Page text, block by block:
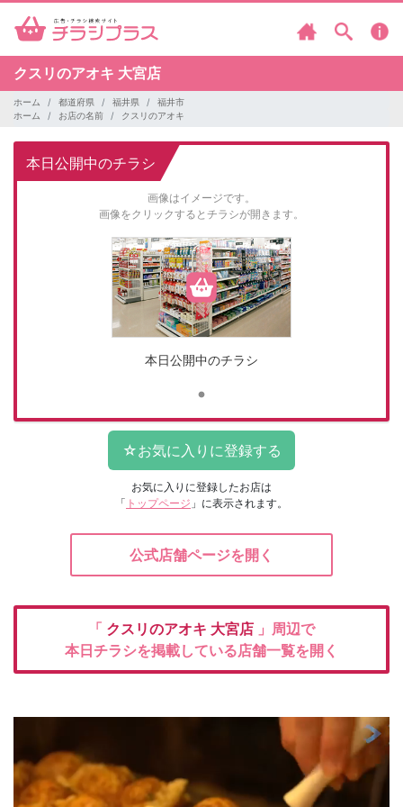
クスリのアオキ 大宮店
ホーム 都道府県 福井県
福井市
ホーム
お店の名前 クスリのアオキ
本日公開中のチラシ
画像はイメージです。
画像をクリックするとチラシが開きます。
本日公開中のチラシ
お気に入りに登録したお店は
「 トップページ 」に表示されます。
公式店舗ページを開く
「 クスリのアオキ 大宮店 」周辺で
本日チラシを掲載している店舗一覧を開く